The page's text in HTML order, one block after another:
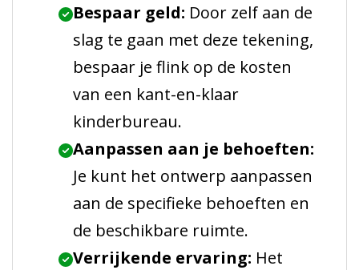
Bespaar geld: Door zelf aan de
slag te gaan met deze tekening,
bespaar je flink op de kosten
van een kant-en-klaar
kinderbureau.
Aanpassen aan je behoeften:
Je kunt het ontwerp aanpassen
aan de specifieke behoeften en
de beschikbare ruimte.
Verrijkende ervaring: Het